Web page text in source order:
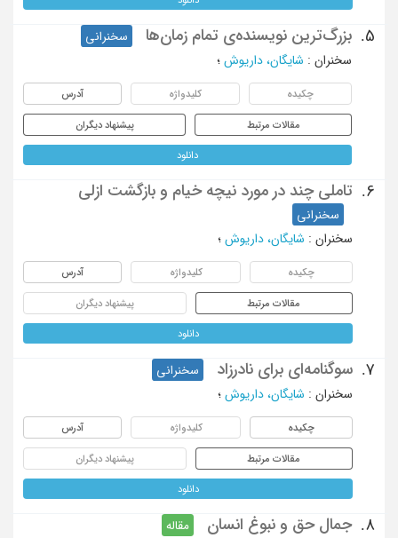
5. بزرگ‌ترین نویسنده‌ی تمام زمان‌ها
سخنرانی
سخنران : شایگان، داریوش ؛
چکیده کلیدواژه آدرس
مقالات مرتبط پیشنهاد دیگران
دانلود
6. تاملی چند در مورد نیچه خیام و بازگشت ازلی
سخنرانی
سخنران : شایگان، داریوش ؛
چکیده کلیدواژه آدرس
مقالات مرتبط پیشنهاد دیگران
دانلود
7. سوگنامه‌ای برای نادرزاد
سخنرانی
سخنران : شایگان، داریوش ؛
چکیده کلیدواژه آدرس
مقالات مرتبط پیشنهاد دیگران
دانلود
8. جمال حق و نبوغ انسان
مقاله